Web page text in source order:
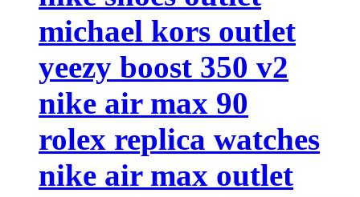
michael kors outlet
yeezy boost 350 v2
nike air max 90
rolex replica watches
nike air max outlet